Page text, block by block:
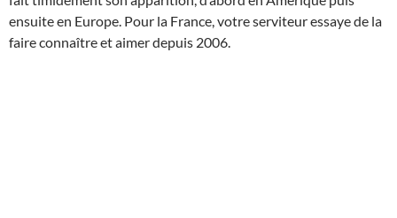
ensuite en Europe. Pour la France, votre serviteur essaye de la
faire connaître et aimer depuis 2006.